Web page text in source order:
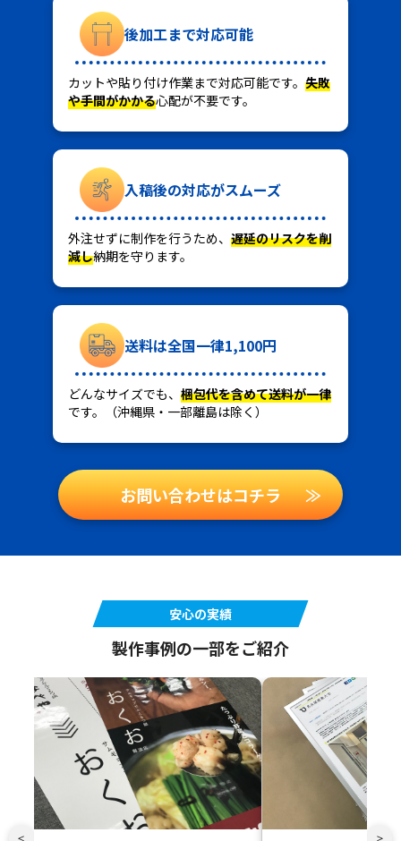
後加工まで対応可能
カットや貼り付け作業まで対応可能です。 失敗
や手間がかかる心配が不要です。
入稿後の対応がスムーズ
外注せずに制作を行うため、 遅延のリスクを削
減し納期を守ります。
送料は全国一律1,100円
どんなサイズでも、 梱包代を含めて送料が一律
です。（沖縄県・一部離島は除く）
お問い合わせはコチラ ≫
安心の実績
製作事例の一部をご紹介
＜ ＞